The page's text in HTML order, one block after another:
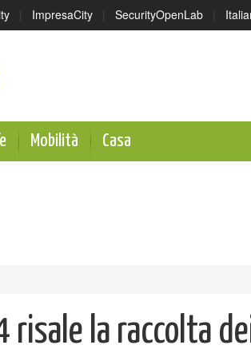
| ImpresaCity | SecurityOpenLab |
Mobilità Casa
risale la raccolta